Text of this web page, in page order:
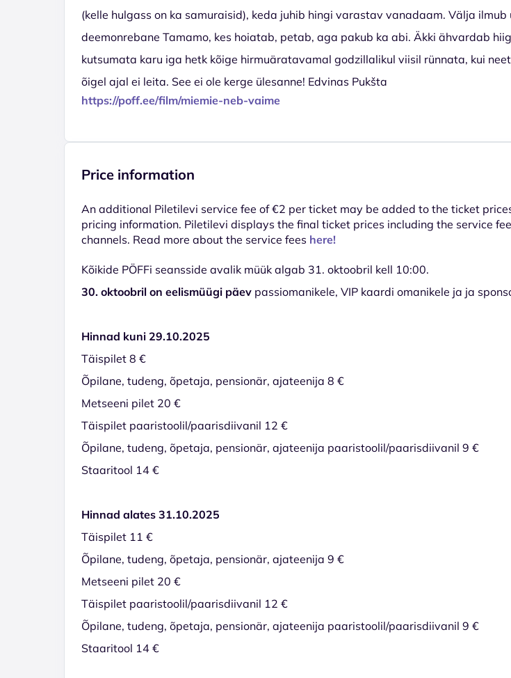
(kelle hulgass on ka samuraisid), keda juhib hingi varastav vanadaam. Välja ilmub
deemonrebane Tamamo, kes hoiatab, petab, aga pakub ka abi. Äkki ähvardab
kutsumata karu iga hetk kõige hirmuäratavamal godzillalikul viisil rünnata, kui
õigel ajal ei leita. See ei ole kerge ülesanne! Edvinas Pukšta
https://poff.ee/film/miemie-neb-vaime
Price information
An additional Piletilevi service fee of €2 per ticket may be added to the ticket
pricing information. Piletilevi displays the final ticket prices including the service
channels. Read more about the service fees here!
Kõikide PÖFFi seansside avalik müük algab 31. oktoobril kell 10:00.
30. oktoobril on eelismüügi päev passiomanikele, VIP kaardi omanikele ja ja
Hinnad kuni 29.10.2025
Täispilet 8 €
Õpilane, tudeng, õpetaja, pensionär, ajateenija 8 €
Metseeni pilet 20 €
Täispilet paaristoolil/paarisdiivanil 12 €
Õpilane, tudeng, õpetaja, pensionär, ajateenija paaristoolil/paarisdiivanil 9 €
Staaritool 14 €
Hinnad alates 31.10.2025
Täispilet 11 €
Õpilane, tudeng, õpetaja, pensionär, ajateenija 9 €
Metseeni pilet 20 €
Täispilet paaristoolil/paarisdiivanil 12 €
Õpilane, tudeng, õpetaja, pensionär, ajateenija paaristoolil/paarisdiivanil 9 €
Staaritool 14 €